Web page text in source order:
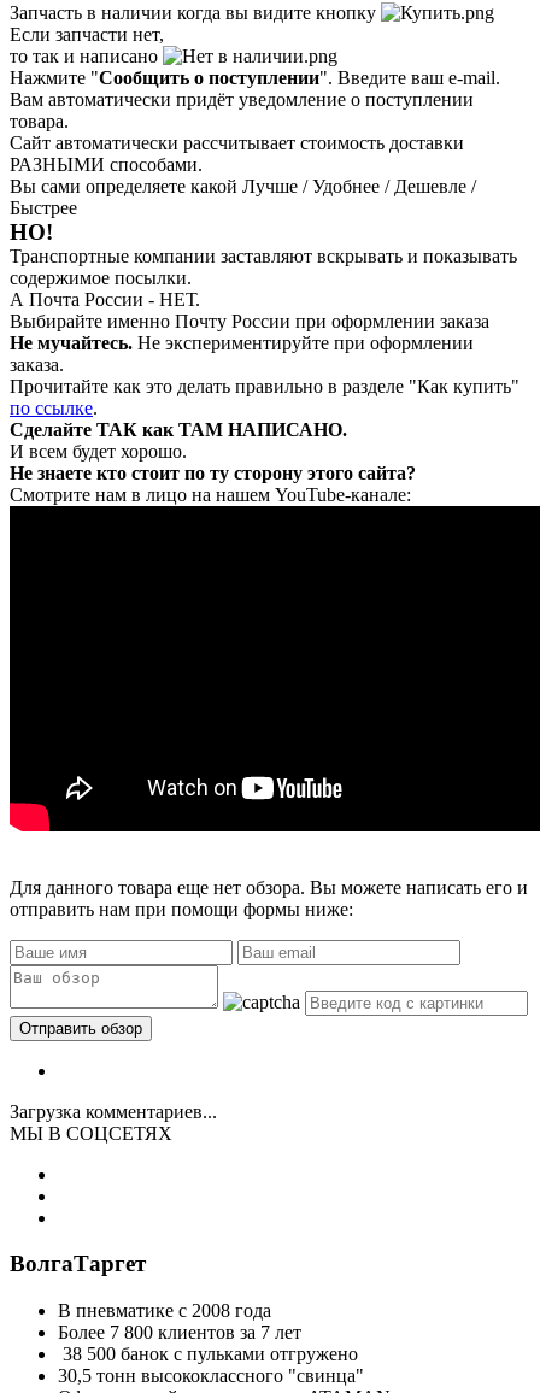
Запчасть в наличии когда вы видите кнопку
Если запчасти нет,
то так и написано
Нажмите "Сообщить о поступлении". Введите ваш e-mail.
Вам автоматически придёт уведомление о поступлении
товара.
Сайт автоматически рассчитывает стоимость доставки
РАЗНЫМИ способами.
Вы сами определяете какой Лучше / Удобнее / Дешевле /
Быстрее
НО!
Транспортные компании заставляют вскрывать и показывать
содержимое посылки.
А Почта России - НЕТ.
Выбирайте именно Почту России при оформлении заказа
Не мучайтесь. Не экспериментируйте при оформлении
заказа.
Прочитайте как это делать правильно в разделе "Как купить"
по ссылке.
Сделайте ТАК как ТАМ НАПИСАНО.
И всем будет хорошо.
Не знаете кто стоит по ту сторону этого сайта?
Смотрите нам в лицо на нашем YouTube-канале:
Для данного товара еще нет обзора. Вы можете написать его и
отправить нам при помощи формы ниже:
Загрузка комментариев...
МЫ В СОЦСЕТЯХ
ВолгаТаргет
В пневматике с 2008 года
Более 7 800 клиентов за 7 лет
38 500 банок с пульками отгружено
30,5 тонн высококлассного "свинца"